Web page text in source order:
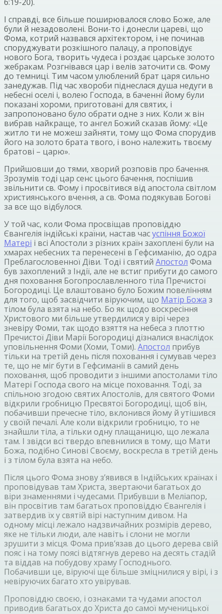
І справді, все більше поширювалося слово Боже, але
були й незадоволені. Вони-то і донесли цареві, що
Фома, котрий назвався архітектором, і не починав
споруджувати розкішного палацу, а проповідує
нового Бога, творить чудеса і роздає царське золото
жебракам. Розгнівався цар і велів заточити св. Фому
до темниці. Тим часом улюблений брат царя сильно
занедужав. Під час хвороби піднеслася душа недуги в
небесні оселі і, волею Господа, в баченні йому були
показані хороми, приготовані для святих, і
запропоновано було обрати одне з них. Коли ж він
вибрав найкраще, то ангел Божий сказав йому: «Це
житло ти не можеш зайняти, тому що Фома спорудив
його на золото брата твого, і воно належить твоєму
братові – царю».
Прийшовши до тями, хворий розповів про бачення.
Зрозумів тоді цар сенс цього бачення, поспішив
звільнити св. Фому і просвітився від апостола світлом
християнського вчення, а св. Фома подякував Богові
за все що відбулося.
У той час, коли Фома просвіщав проповіддю
Євангелія індійські країни, настав часуспіння Божої
Матері і всі Апостоли з різних країн захоплені були на
хмарах небесних та перенесені в Гефсиманію, до одра
Преблагословенної Діви. Тоді і святий Апостол Фома
був захоплений з Індії, але не встиг прибути до самого
дня поховання Богопрославленного тіла Пречистої
Богородиці. Це влаштовано було Божим повелінням
для того, щоб засвідчити віруючим, що Матір Божа з
тілом була взята на небо. Бо як щодо воскресіння
Христового ми більше утвердилися у вірі через
зневіру Фоми, так щодо взяття на небеса з плоттю
Пречистої Діви Марії Богородиці дізналися внаслідок
уповільнення Фоми (Хоми, Томи). Апостол прибув
тільки на третій день після поховання і сумував через
те, що не міг бути в Гефсиманії в самий день
поховання, щоб проводити з іншими апостолами тіло
Матері Господа свого на місце поховання. Тоді, за
спільною згодою святих Апостолів, для святого Фоми
відкрили гробницю Пресвятої Богородиці, щоб він,
побачивши пречесне тіло, вклонився йому й утішився
у своїй печалі. Але коли відкрили гробницю, то не
знайшли тіла, а тільки одну плащаницю, що лежала
там. І звідси всі твердо впевнилися в тому, що Мати
Божа, подібно Синові Своєму, воскресла в третій день
і з тілом була взята на небо.
Після цього Фома знову з’явився в Індійських країнах і
проповідував там Христа, звертаючи багатьох до
віри знаменнями і чудесами. Прибувши в Меліапор,
він просвітив там багатьох проповіддю Євангелія і
затвердив їх у святій вірі наступним дивом. На
одному місці лежало надзвичайних розмірів дерево,
яке не тільки люди, але навіть і слони не могли
зрушити з місця. Фома прив’язав до цього дерева свій
пояс і на тому поясі відтягнув дерево на десять стадій
та віддав на побудову храму Господнього.
Побачивши це, віруючі ще більше зміцнилися у вірі, і з
невіруючих багато хто увірував.
Проповіддю своєю, і ознаками та чудами апостол
приводив багатьох до Христа до самої мученицької